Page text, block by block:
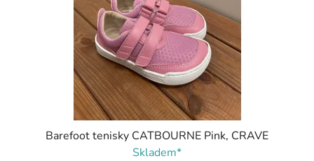
Barefoot tenisky CATBOURNE Pink, CRAVE
Skladem*